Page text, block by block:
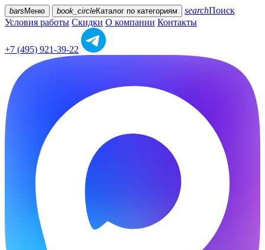
bars Меню book_circleКаталог по категориям searchПоиск
Условия работы Скидки О компании Контакты
+7 (495) 921-39-22